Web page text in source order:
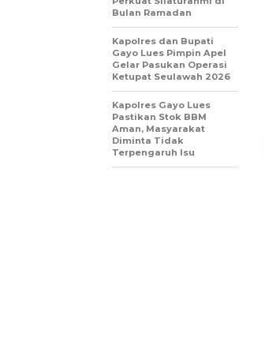
Bulan Ramadan
Kapolres dan Bupati
Gayo Lues Pimpin Apel
Gelar Pasukan Operasi
Ketupat Seulawah 2026
Kapolres Gayo Lues
Pastikan Stok BBM
Aman, Masyarakat
Diminta Tidak
Terpengaruh Isu